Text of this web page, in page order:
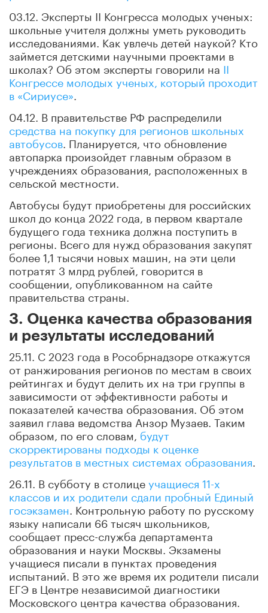
03.12. Эксперты II Конгресса молодых ученых:
школьные учителя должны уметь руководить
исследованиями. Как увлечь детей наукой? Кто
займется детскими научными проектами в
школах? Об этом эксперты говорили на II
Конгрессе молодых ученых, который проходит
в «Сириусе»
04.12. В правительстве РФ распределили
средства на покупку для регионов школьных
автобусов . Планируется, что обновление
автопарка произойдет главным образом в
учреждениях образования, расположенных в
сельской местности.
Автобусы будут приобретены для российских
школ до конца 2022 года, в первом квартале
будущего года техника должна поступить в
регионы. Всего для нужд образования закупят
более 1,1 тысячи новых машин, на эти цели
потратят 3 млрд рублей, говорится в
сообщении, опубликованном на сайте
правительства страны.
3. Оценка качества образования
и результаты исследований
25.11. С 2023 года в Рособрнадзоре откажутся
от ранжирования регионов по местам в своих
рейтингах и будут делить их на три группы в
зависимости от эффективности работы и
показателей качества образования. Об этом
заявил глава ведомства Анзор Музаев. Таким
образом, по его словам, будут
скорректированы подходы к оценке
результатов в местных системах образования
26.11. В субботу в столицеучащиеся 11-х
классов и их родители сдали пробный Единый
госэкзамен . Контрольную работу по русскому
языку написали 66 тысяч школьников,
сообщает пресс-служба департамента
образования и науки Москвы. Экзамены
учащиеся писали в пунктах проведения
испытаний. В это же время их родители писали
ЕГЭ в Центре независимой диагностики
Московского центра качества образования.